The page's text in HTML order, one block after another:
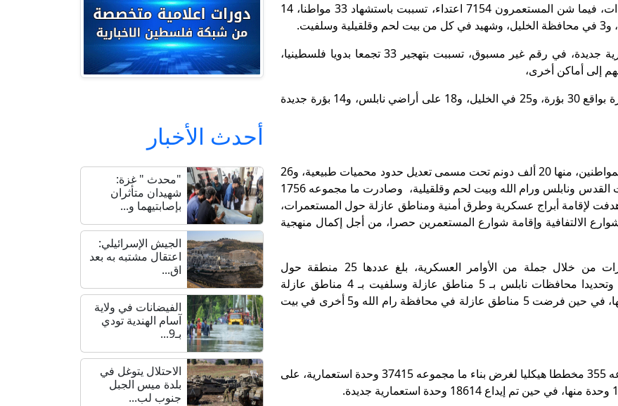
ووصل عدد اعتداءات جيش الاحتلال إلى 31205 اعتداءات، فيما شن المستعمرون 7154 اعتداء، تسببت باستشهاد 33 مواطنا، 14
وفي ذات الفترة، أقام المستعمرون 114 بؤرة استعمارية جديدة، في رقم غير مسبوق، تسببت بتهجير 33 تجمعا بدويا فلسطينيا،
وتركزت البؤر الاستعمارية في محافظات رام الله والبيرة بواقع 30 بؤرة، و25 في الخليل، و18 على أراضي نابلس، و14 بؤرة جديدة
واستولت دولة الاحتلال على 55 ألف دونم من أراضي المواطنين، منها 20 ألف دونم تحت مسمى تعديل حدود محميات طبيعية، و26
ألف دونم من خلال 14 إعلان أراضي دولة في محافظات القدس ونابلس ورام الله وبيت لحم وقلقيلية، وصادرت ما مجموعه 1756
عسكرية هدفت لإقامة أبراج عسكرية وطرق أمنية ومناطق عازلة حول المستعمرات،
الالتفافية وإقامة شوارع المستعمرين حصرا، من أجل إكمال منهجية
وشرع الاحتلال بإنشاء مناطق عازلة حول المستعمرات من خلال جملة من الأوامر العسكرية، بلغ عددها 25 منطقة حول
المستعمرات، تركز معظمها في شمال الضفة الغربية وتحديدا محافظات نابلس بـ 5 مناطق عازلة وسلفيت بـ 4 مناطق عازلة
وقلقيلية بمنطقتين وطولكرم وطوباس بمنطقة لكل منها، في حين فرضت 5 مناطق عازلة في محافظة رام الله و5 أخرى في بيت
ودرست الجهات التخطيطية في دولة الاحتلال ما مجموعه 355 مخططا هيكليا لغرض بناء ما مجموعه 37415 وحدة استعمارية، على
أحدث الأخبار
"محدث " غزة:
شهيدان متأثران
بإصابتيهما و...
الجيش الإسرائيلي:
اعتقال مشتبه به بعد
اق...
الفيضانات في ولاية
آسام الهندية تودي
بـ9...
الاحتلال يتوغل في
بلدة ميس الجبل
جنوب لب...